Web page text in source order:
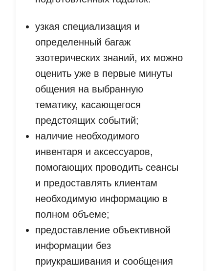
узкая специализация и
определенный багаж
эзотерических знаний, их можно
оценить уже в первые минуты
общения на выбранную
тематику, касающегося
предстоящих событий;
наличие необходимого
инвентаря и аксессуаров,
помогающих проводить сеансы
и предоставлять клиентам
необходимую информацию в
полном объеме;
предоставление объективной
информации без
приукрашивания и сообщения